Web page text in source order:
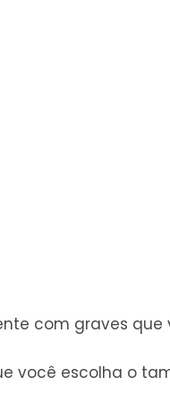
com graves que
você escolha o